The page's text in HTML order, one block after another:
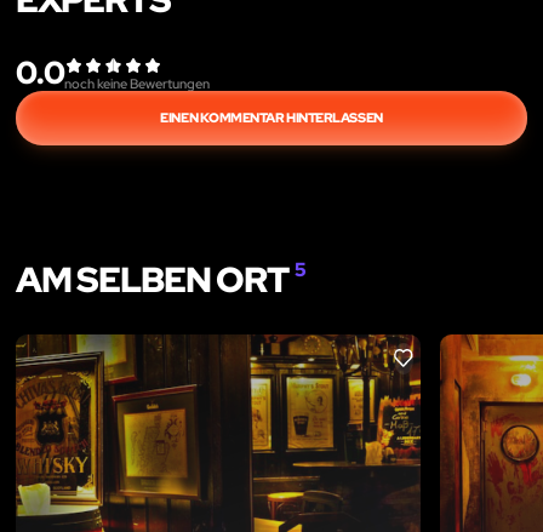
0.0noch keine Bewertungen
EINEN KOMMENTAR HINTERLASSEN
AM SELBEN ORT5
LIKE